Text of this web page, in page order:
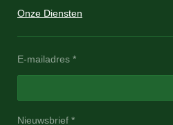
Onze Diensten
E-mailadres *
Nieuwsbrief *